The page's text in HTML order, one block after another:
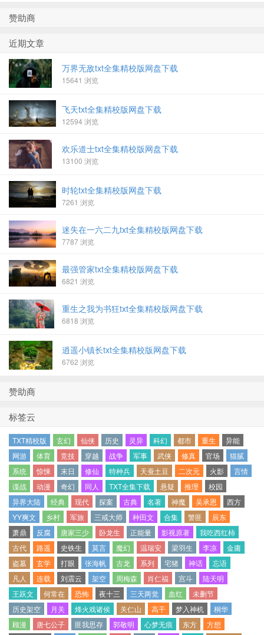
赞助商
近期文章
万界无敌txt全集精校版网盘下载
15641 浏览
飞天txt全集精校版网盘下载
12594 浏览
欢乐道士txt全集精校版网盘下载
13100 浏览
时轮txt全集精校版网盘下载
7261 浏览
迷失在一六二九txt全集精校版网盘下载
7787 浏览
最强管家txt全集精校版网盘下载
6821 浏览
重生之我为书狂txt全集精校版网盘下载
6818 浏览
逍遥小镇长txt全集精校版网盘下载
6762 浏览
赞助商
标签云
TXT精校版 玄幻 仙侠 历史 灵异 科幻 都市 重生
异能
网游
体育 竞技 穿越 战争 军事 武侠 修真 官场
猫腻
系统
惊悚 末日 修仙 特种兵 天蚕土豆 二次元 火影
言情
谍战
动漫 奇幻 同人 TXT全集下载 悬疑 推理
校园
异界大陆
经典 现代 探案 古典 名著 神魔 吴承恩
西方
YY爽文
乡村 军旅 三戒大师 种田文 合集 警匪
辰东
萧鼎
反腐 唐家三少 卧龙生 正能量 影视原著
我吃西红柿
古代
路遥 史铁生 莫言 魔幻 温瑞安 梁羽生 李凉
金庸
盗墓
玄学 打眼 张海帆 古龙 系列 宅猪 神话
忘语
凡人
连载 刘震云 架空 周梅森 肖仁福 宫斗
陆天明
王跃文
何常在 恐怖 夜十三 三天两觉 血红
未删节
历史架空
月关 烽火戏诸侯 关仁山 高干 梦入神机
桐华
顾漫
唐七公子 匪我思存 郭敬明 心梦无痕 东方
方想